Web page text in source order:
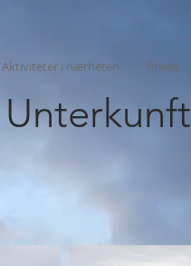
Aktiviteter i nærheten Preize